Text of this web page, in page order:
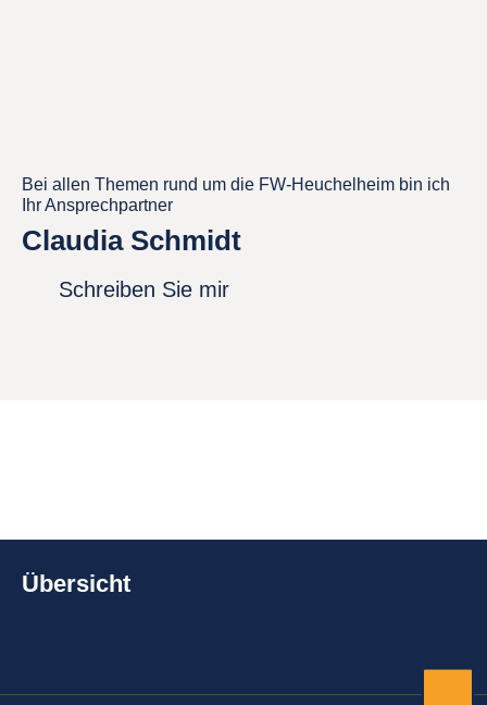
Bei allen Themen rund um die FW-Heuchelheim bin ich
Ihr Ansprechpartner
Claudia Schmidt
Schreiben Sie mir
Übersicht